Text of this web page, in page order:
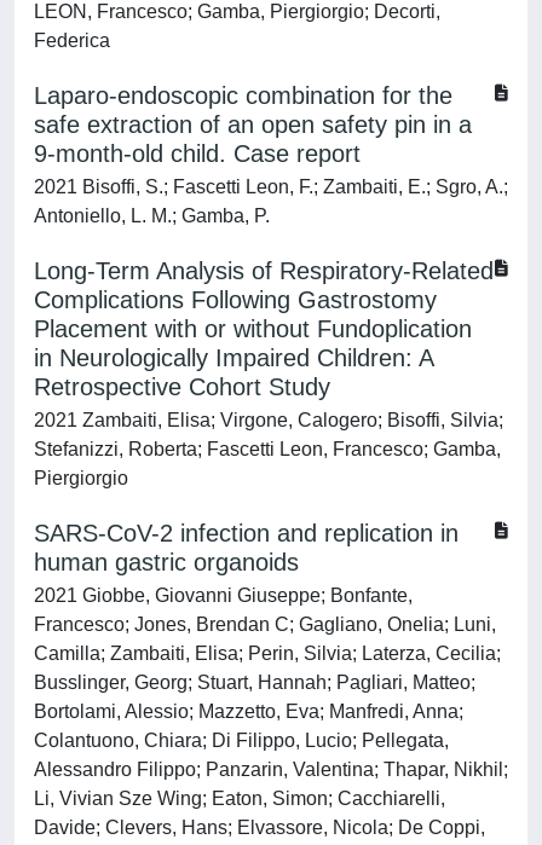
LEON, Francesco; Gamba, Piergiorgio; Decorti,
Federica
Laparo-endoscopic combination for the
safe extraction of an open safety pin in a
9-month-old child. Case report
2021 Bisoffi, S.; Fascetti Leon, F.; Zambaiti, E.; Sgro, A.;
Antoniello, L. M.; Gamba, P.
Long-Term Analysis of Respiratory-Related
Complications Following Gastrostomy
Placement with or without Fundoplication
in Neurologically Impaired Children: A
Retrospective Cohort Study
2021 Zambaiti, Elisa; Virgone, Calogero; Bisoffi, Silvia;
Stefanizzi, Roberta; Fascetti Leon, Francesco; Gamba,
Piergiorgio
SARS-CoV-2 infection and replication in
human gastric organoids
2021 Giobbe, Giovanni Giuseppe; Bonfante,
Francesco; Jones, Brendan C; Gagliano, Onelia; Luni,
Camilla; Zambaiti, Elisa; Perin, Silvia; Laterza, Cecilia;
Busslinger, Georg; Stuart, Hannah; Pagliari, Matteo;
Bortolami, Alessio; Mazzetto, Eva; Manfredi, Anna;
Colantuono, Chiara; Di Filippo, Lucio; Pellegata,
Alessandro Filippo; Panzarin, Valentina; Thapar, Nikhil;
Li, Vivian Sze Wing; Eaton, Simon; Cacchiarelli,
Davide; Clevers, Hans; Elvassore, Nicola; De Coppi,